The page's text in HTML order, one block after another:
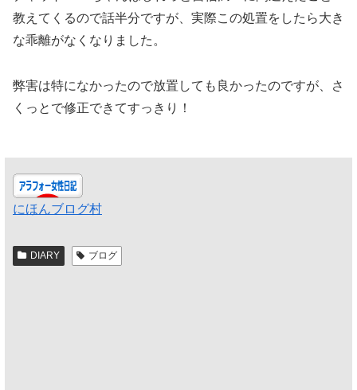
教えてくるので話半分ですが、実際この処置をしたら大き
な乖離がなくなりました。
弊害は特になかったので放置しても良かったのですが、さ
くっとで修正できてすっきり！
にほんブログ村
DIARY ブログ